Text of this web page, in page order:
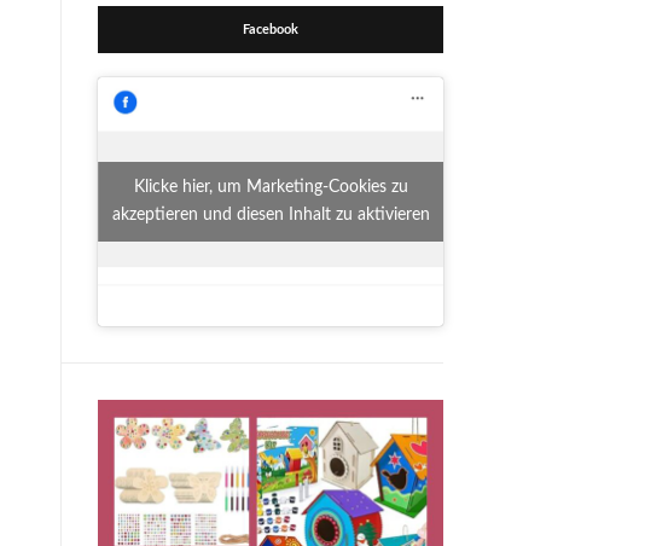
Facebook
Klicke hier, um Marketing-Cookies zu
akzeptieren und diesen Inhalt zu aktivieren